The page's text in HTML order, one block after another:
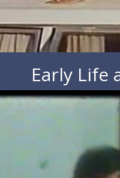
Early Life